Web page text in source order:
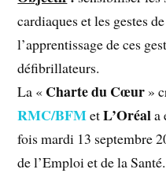
cardiaques et les gestes
l’apprentissage de ces
défibrillateurs.
La « Charte du Cœur »
RMC/BFMetL’Oréala
fois mardi 13 septembre
de l’Emploi et de la Santé.